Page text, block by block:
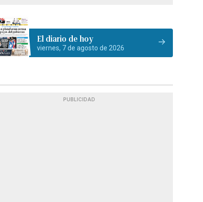
El diario de hoy
viernes, 7 de agosto de 2026
PUBLICIDAD